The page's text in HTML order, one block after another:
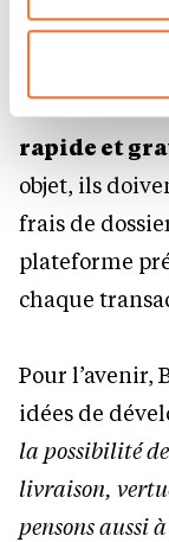
Pour de plus
nous utilisons
Charte
protection des
Quel est le
Pour les
rapide et
objet, ils
frais de
plateforme
chaque
Pour l’avenir,
idées de
la possibilité
livraison,
pensons aussi